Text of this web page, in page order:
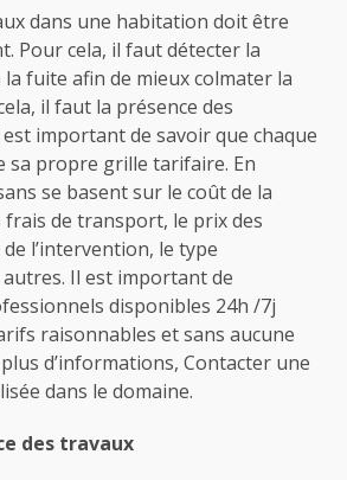
dans une habitation doit être
Pour cela, il faut détecter la
fuite afin de mieux colmater la
il faut la présence des
important de savoir que chaque
sa propre grille tarifaire. En
se basent sur le coût de la
frais de transport, le prix des
l’intervention, le type
autres. Il est important de
disponibles 24h /7j
raisonnables et sans aucune
d’informations, Contacter une
dans le domaine.
des travaux